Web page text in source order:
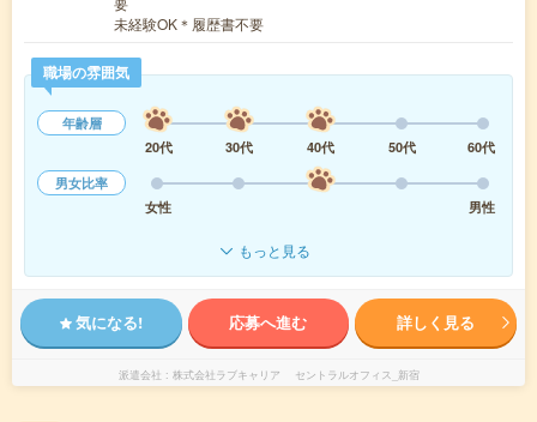
未経験OK＊履歴書不要
職場の雰囲気
年齢層
20代
30代 40代 50代
60代
男女比率
女性
男性
もっと見る
気になる! 応募へ進む 詳しく見る
派遣会社 株式会社ラブキャリア セントラルオフィス_新宿